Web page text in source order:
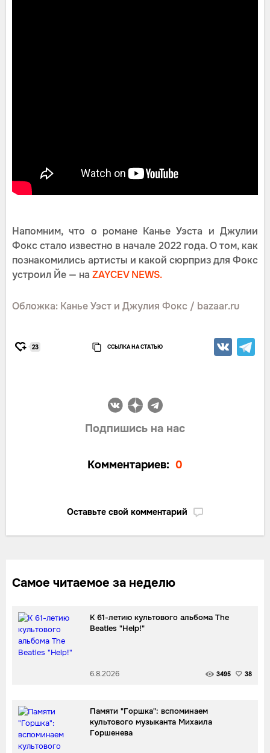
Напомним, что о романе Канье Уэста и Джулии
Фокс стало известно в начале 2022 года. О том, как
познакомились артисты и какой сюрприз для Фокс
устроил Йе — на ZAYCEV NEWS.
Обложка: Канье Уэст и Джулия Фокс / bazaar.ru
23 ССЫЛКА НА СТАТЬЮ
Подпишись на нас
Комментариев: 0
Оставьте свой комментарий
Самое читаемое за неделю
К 61-летию культового альбома The
Beatles "Help!"
6.8.2026 3495 38
Памяти "Горшка": вспоминаем
культового музыканта Михаила
Горшенева